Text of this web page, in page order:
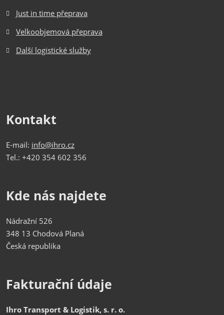
Just in time přeprava
Velkoobjemová přeprava
Další logistické služby
Kontakt
E-mail: info@ihro.cz
Tel.: +420 354 602 356
Kde nás najdete
Nádražní 526
348 13 Chodová Planá
Česká republika
Fakturační údaje
Ihro Transport & Logistik, s. r. o.